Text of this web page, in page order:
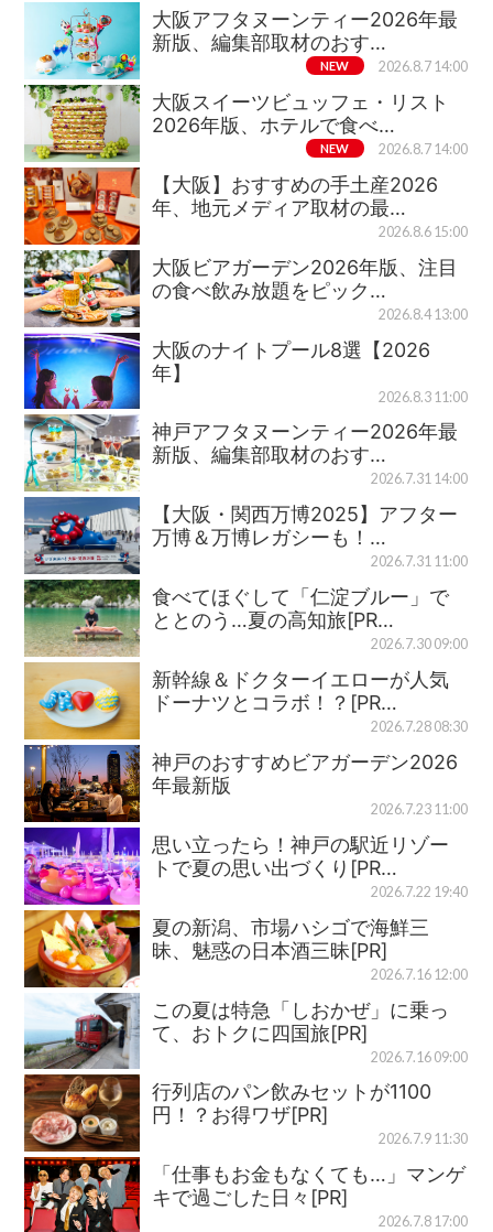
大阪アフタヌーンティー2026年最
新版、編集部取材のおす…
NEW 2026.8.7 14:00
大阪スイーツビュッフェ・リスト
2026年版、ホテルで食べ…
NEW 2026.8.7 14:00
【大阪】おすすめの手土産2026
年、地元メディア取材の最…
2026.8.6 15:00
大阪ビアガーデン2026年版、注目
の食べ飲み放題をピック…
2026.8.4 13:00
大阪のナイトプール8選【2026
年】
2026.8.3 11:00
神戸アフタヌーンティー2026年最
新版、編集部取材のおす…
2026.7.31 14:00
【大阪・関西万博2025】アフター
万博＆万博レガシーも！…
2026.7.31 11:00
食べてほぐして「仁淀ブルー」で
ととのう…夏の高知旅[PR…
2026.7.30 09:00
新幹線＆ドクターイエローが人気
ドーナツとコラボ！？[PR…
2026.7.28 08:30
神戸のおすすめビアガーデン2026
年最新版
2026.7.23 11:00
思い立ったら！神戸の駅近リゾー
トで夏の思い出づくり[PR…
2026.7.22 19:40
夏の新潟、市場ハシゴで海鮮三
昧、魅惑の日本酒三昧[PR]
2026.7.16 12:00
この夏は特急「しおかぜ」に乗っ
て、おトクに四国旅[PR]
2026.7.16 09:00
行列店のパン飲みセットが1100
円！？お得ワザ[PR]
2026.7.9 11:30
「仕事もお金もなくても…」マンゲ
キで過ごした日々[PR]
2026.7.8 17:00